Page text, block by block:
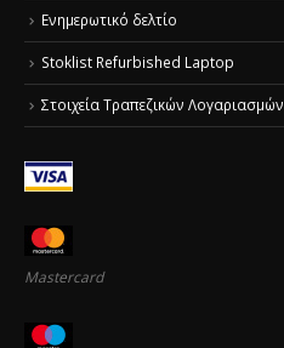
Ενημερωτικό δελτίο
Stoklist Refurbished Laptop
Στοιχεία Τραπεζικών Λογαριασμών
Mastercard